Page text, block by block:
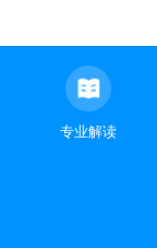
专业解读